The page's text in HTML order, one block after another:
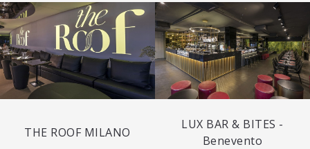
THE ROOF MILANO
LUX BAR & BITES -
Benevento